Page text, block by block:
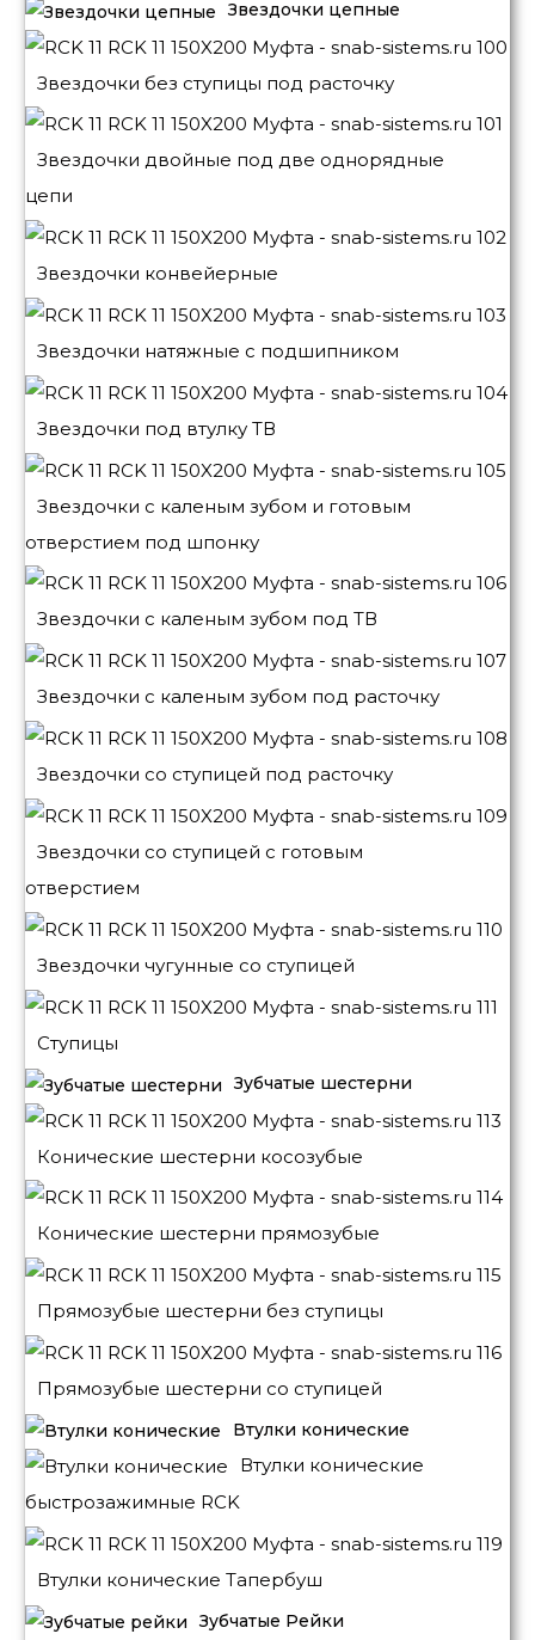
Звездочки цепные
Звездочки без ступицы под расточку
Звездочки двойные под две однорядные
цепи
Звездочки конвейерные
Звездочки натяжные с подшипником
Звездочки под втулку ТВ
Звездочки с каленым зубом и готовым
отверстием под шпонку
Звездочки с каленым зубом под ТВ
Звездочки с каленым зубом под расточку
Звездочки со ступицей под расточку
Звездочки со ступицей с готовым
отверстием
Звездочки чугунные со ступицей
Ступицы
Зубчатые шестерни
Конические шестерни косозубые
Конические шестерни прямозубые
Прямозубые шестерни без ступицы
Прямозубые шестерни со ступицей
Втулки конические
Втулки конические
быстрозажимные RCK
Втулки конические Тапербуш
Зубчатые Рейки